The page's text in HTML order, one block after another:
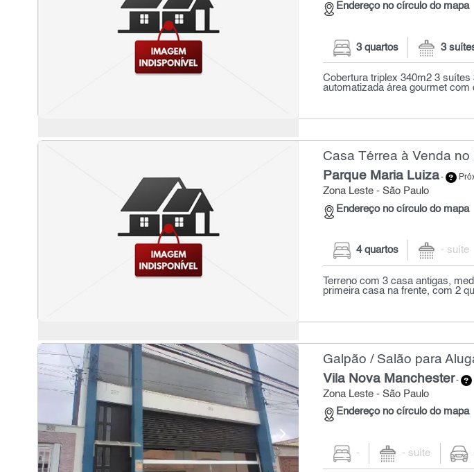
Endereço no círculo do mapa
3 quartos 3
Cobertura triplex 340m2 3
automatizada área gourmet com
Casa Térrea à Venda no
Parque Maria Luiza-
Zona Leste - São Paulo
Endereço no círculo do mapa
4 quartos - suíte
Terreno com 3 casa antigas,
primeira casa na frente, com 2
Galpão / Salão para
Vila Nova Manchester-
Zona Leste - São Paulo
Endereço no círculo do mapa
- - suíte